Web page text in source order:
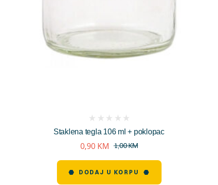
Staklena tegla 106 ml + poklopac
reviews)
1,00KM
0,90 KM
DODAJ U KORPU